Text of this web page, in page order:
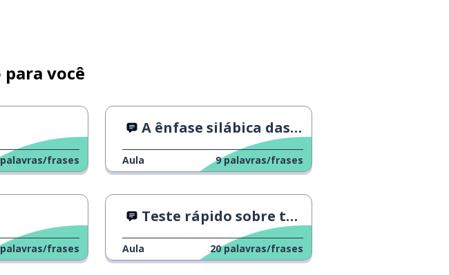
para você
palavras/frases
A ênfase silábica das palavras é importante
Aula 9 palavras/frases
palavras/frases
Teste rápido sobre terminações de plurais
Aula 20 palavras/frases